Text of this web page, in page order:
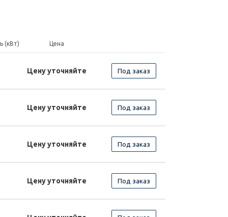
(кВт) Цена
Цену уточняйте Под заказ
Цену уточняйте Под заказ
Цену уточняйте Под заказ
Цену уточняйте Под заказ